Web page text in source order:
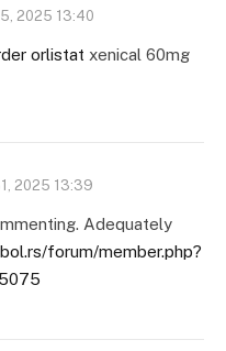
2025 13:40
orlistat xenical 60mg
2025 13:39
Adequately
forum/member.php?